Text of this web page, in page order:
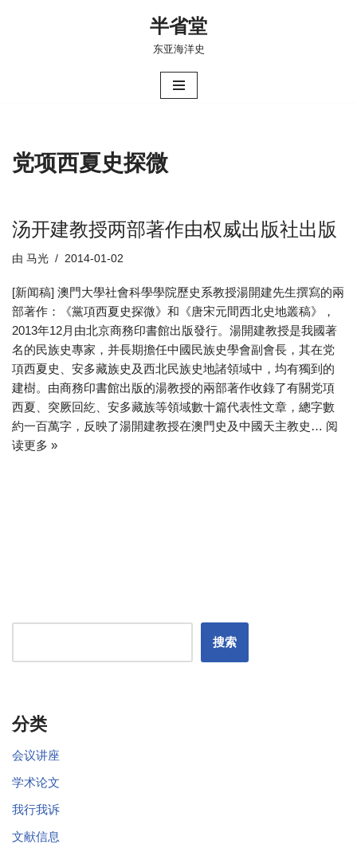
半省堂
东亚海洋史
党项西夏史探微
汤开建教授两部著作由权威出版社出版
由 马光 2014-01-02
[新闻稿] 澳門大學社會科學學院歷史系教授湯開建先生撰寫的兩
部著作：《黨項西夏史探微》和《唐宋元間西北史地叢稿》，
2013年12月由北京商務印書館出版發行。湯開建教授是我國著
名的民族史專家，并長期擔任中國民族史學會副會長，其在党
項西夏史、安多藏族史及西北民族史地諸領域中，均有獨到的
建樹。由商務印書館出版的湯教授的兩部著作收錄了有關党項
西夏、突厥回紇、安多藏族等領域數十篇代表性文章，總字數
約一百萬字，反映了湯開建教授在澳門史及中國天主教史… 阅
读更多 »
搜索
分类
会议讲座
学术论文
我行我诉
文献信息